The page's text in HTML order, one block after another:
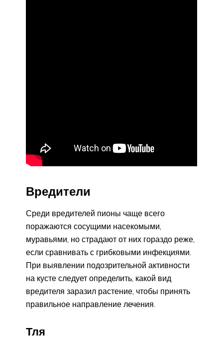
Вредители
Среди вредителей пионы чаще всего
поражаются сосущими насекомыми,
муравьями, но страдают от них гораздо реже,
если сравнивать с грибковыми инфекциями.
При выявлении подозрительной активности
на кусте следует определить, какой вид
вредителя заразил растение, чтобы принять
правильное направление лечения.
Тля